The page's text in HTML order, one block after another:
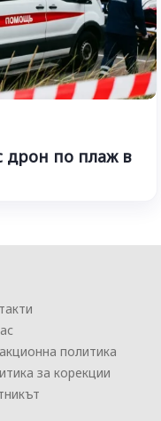
дрон по плаж в
политика
за корекции